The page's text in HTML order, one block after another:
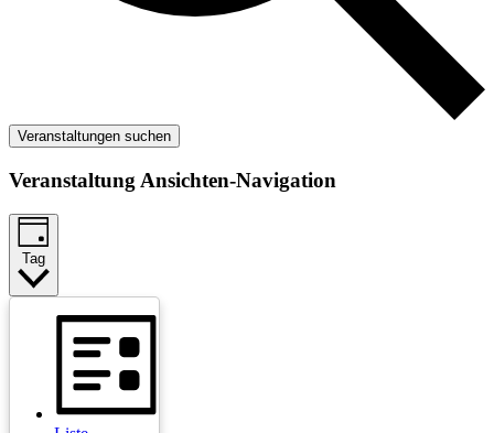
Veranstaltungen suchen
Veranstaltung Ansichten-Navigation
Tag